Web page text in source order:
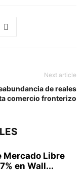
Next article
de reales
comercio fronterizo
Mercado Libre
en Wall...